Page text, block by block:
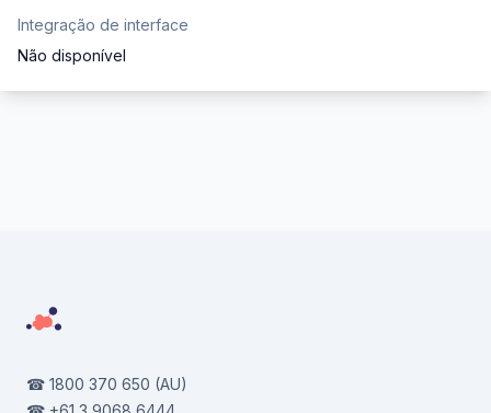
Integração de interface
Não disponível
☎ 1800 370 650 (AU)